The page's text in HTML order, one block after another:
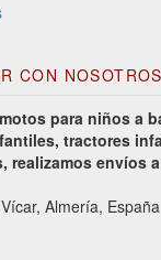
CON NOSOTROS
para niños a
tractores
realizamos envíos
Almería, España